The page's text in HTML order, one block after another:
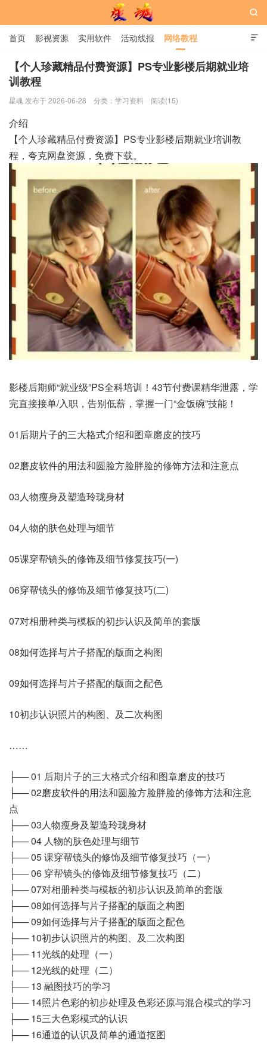
星魂网

首页 影视资源 实用软件 活动线报 网络教程
用户中心 书籍 娱乐

【个人珍藏精品付费资源】PS专业影楼后期就业培
训教程
星魂 发布于 2026-06-28 分类： 学习资料 阅读(15)
介绍
【个人珍藏精品付费资源】PS专业影楼后期就业培训教
程，夸克网盘资源，免费下载。
影楼后期师“就业级”PS全科培训！43节付费课精华泄露，学
完直接接单/入职，告别低薪，掌握一门“金饭碗”技能！
01后期片子的三大格式介绍和图章磨皮的技巧
02磨皮软件的用法和圆脸方脸胖脸的修饰方法和注意点
03人物瘦身及塑造玲珑身材
04人物的肤色处理与细节
05课穿帮镜头的修饰及细节修复技巧(一)
06穿帮镜头的修饰及细节修复技巧(二)
07对相册种类与模板的初步认识及简单的套版
08如何选择与片子搭配的版面之构图
09如何选择与片子搭配的版面之配色
10初步认识照片的构图、及二次构图
……
├── 01 后期片子的三大格式介绍和图章磨皮的技巧
├── 02磨皮软件的用法和圆脸方脸胖脸的修饰方法和注意
点
├── 03人物瘦身及塑造玲珑身材
├── 04 人物的肤色处理与细节
├── 05 课穿帮镜头的修饰及细节修复技巧（一）
├── 06 穿帮镜头的修饰及细节修复技巧（二）
├── 07对相册种类与模板的初步认识及简单的套版
├── 08如何选择与片子搭配的版面之构图
├── 09如何选择与片子搭配的版面之配色
├── 10初步认识照片的构图、及二次构图
├── 11光线的处理（一）
├── 12光线的处理（二）
├── 13 融图技巧的学习
├── 14照片色彩的初步处理及色彩还原与混合模式的学习
├── 15三大色彩模式的认识
├── 16通道的认识及简单的通道抠图